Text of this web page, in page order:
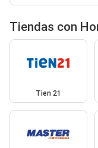
Tiendas con
Tien 21